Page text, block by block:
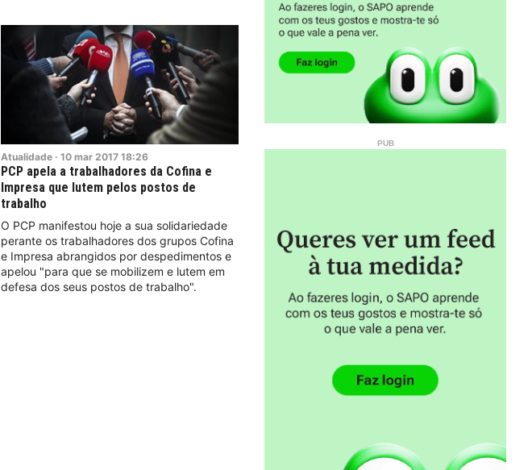
Atualidade · 10 mar 2017 18:26
PCP apela a trabalhadores da Cofina e
Impresa que lutem pelos postos de
trabalho
O PCP manifestou hoje a sua solidariedade
perante os trabalhadores dos grupos Cofina
e Impresa abrangidos por despedimentos e
apelou "para que se mobilizem e lutem em
defesa dos seus postos de trabalho".